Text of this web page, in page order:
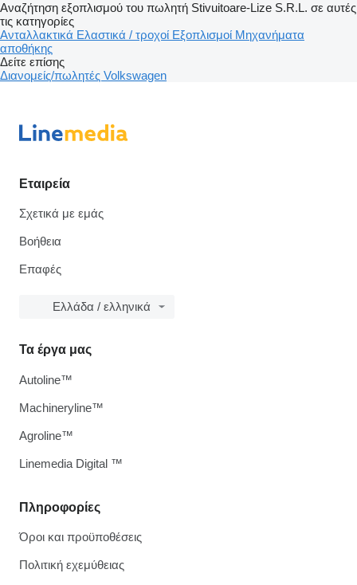
Αναζήτηση εξοπλισμού του πωλητή Stivuitoare-Lize S.R.L. σε αυτές
τις κατηγορίες
Ανταλλακτικά Ελαστικά / τροχοί Εξοπλισμοί Μηχανήματα
αποθήκης
Δείτε επίσης
Διανομείς/πωλητές Volkswagen
Εταιρεία
Σχετικά με εμάς
Βοήθεια
Επαφές
Ελλάδα / ελληνικά
Πληροφορίες
Όροι και προϋποθέσεις
Πολιτική εχεμύθειας
Τα έργα μας
Autoline™
Machineryline™
Agroline™
Linemedia Digital ™